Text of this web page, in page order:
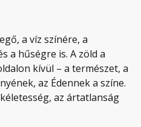
a víz színére, a
a hűségre is. A zöld a
kívül – a természet, a
az Édennek a színe.
az ártatlanság